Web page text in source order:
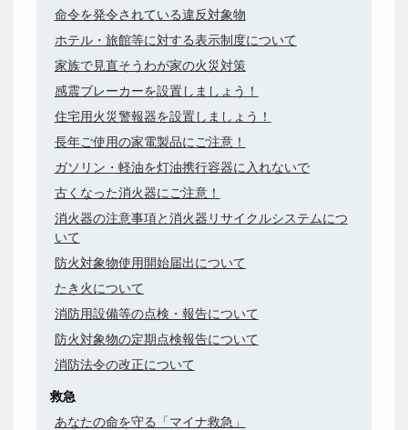
命令を発令されている違反対象物
ホテル・旅館等に対する表示制度について
家族で見直そうわが家の火災対策
感震ブレーカーを設置しましょう！
住宅用火災警報器を設置しましょう！
長年ご使用の家電製品にご注意！
ガソリン・軽油を灯油携行容器に入れないで
古くなった消火器にご注意！
消火器の注意事項と消火器リサイクルシステムにつ
いて
防火対象物使用開始届出について
たき火について
消防用設備等の点検・報告について
防火対象物の定期点検報告について
消防法令の改正について
救急
あなたの命を守る「マイナ救急」